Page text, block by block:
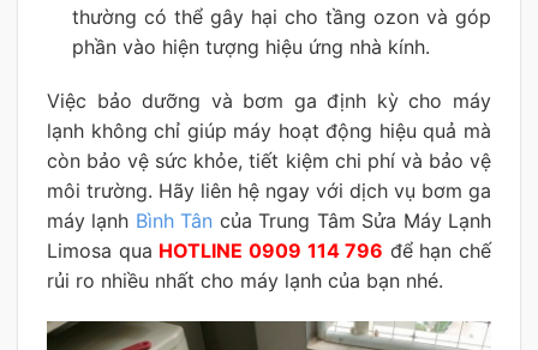
thường có thể gây hại cho tầng ozon và góp
phần vào hiện tượng hiệu ứng nhà kính.
Việc bảo dưỡng và bơm ga định kỳ cho máy
lạnh không chỉ giúp máy hoạt động hiệu quả mà
còn bảo vệ sức khỏe, tiết kiệm chi phí và bảo vệ
môi trường. Hãy liên hệ ngay với dịch vụ bơm ga
máy lạnh Bình Tân của Trung Tâm Sửa Máy Lạnh
Limosa qua HOTLINE 0909 114 796 để hạn chế
rủi ro nhiều nhất cho máy lạnh của bạn nhé.